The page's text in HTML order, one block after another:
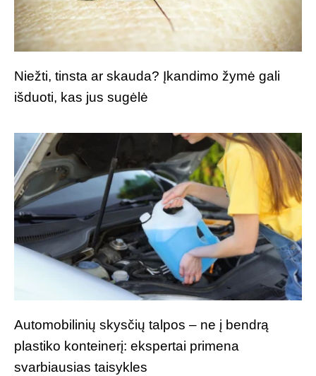
Niežti, tinsta ar skauda? Įkandimo žymė gali
išduoti, kas jus sugėlė
Automobilinių skysčių talpos – ne į bendrą
plastiko konteinerį: ekspertai primena
svarbiausias taisykles